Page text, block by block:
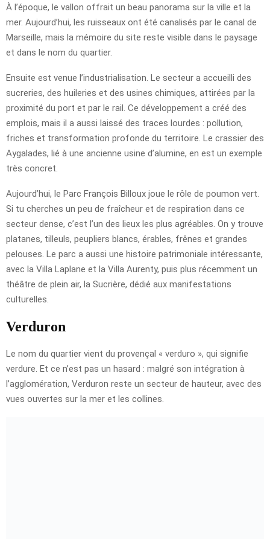
À l’époque, le vallon offrait un beau panorama sur la ville et la
mer. Aujourd’hui, les ruisseaux ont été canalisés par le canal de
Marseille, mais la mémoire du site reste visible dans le paysage
et dans le nom du quartier.
Ensuite est venue l’industrialisation. Le secteur a accueilli des
sucreries, des huileries et des usines chimiques, attirées par la
proximité du port et par le rail. Ce développement a créé des
emplois, mais il a aussi laissé des traces lourdes : pollution,
friches et transformation profonde du territoire. Le crassier des
Aygalades, lié à une ancienne usine d’alumine, en est un exemple
très concret.
Aujourd’hui, le Parc François Billoux joue le rôle de poumon vert.
Si tu cherches un peu de fraîcheur et de respiration dans ce
secteur dense, c’est l’un des lieux les plus agréables. On y trouve
platanes, tilleuls, peupliers blancs, érables, frênes et grandes
pelouses. Le parc a aussi une histoire patrimoniale intéressante,
avec la Villa Laplane et la Villa Aurenty, puis plus récemment un
théâtre de plein air, la Sucrière, dédié aux manifestations
culturelles.
Verduron
Le nom du quartier vient du provençal « verduro », qui signifie
verdure. Et ce n’est pas un hasard : malgré son intégration à
l’agglomération, Verduron reste un secteur de hauteur, avec des
vues ouvertes sur la mer et les collines.